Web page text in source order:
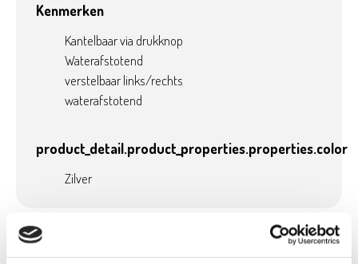
Kenmerken
Kantelbaar via drukknop
Waterafstotend
verstelbaar links/rechts
waterafstotend
product_detail.product_properties.properties.color
Zilver
Product details